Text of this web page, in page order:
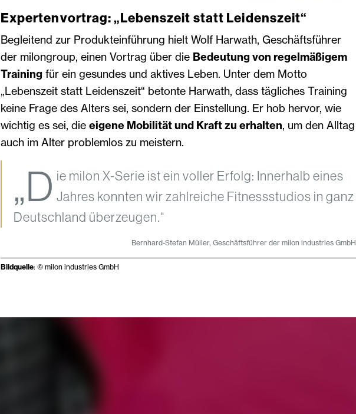
Expertenvortrag: „Lebenszeit statt Leidenszeit“
Begleitend zur Produkteinführung hielt Wolf Harwath, Geschäftsführer
der milongroup, einen Vortrag über die Bedeutung von regelmäßigem
Training für ein gesundes und aktives Leben. Unter dem Motto
„Lebenszeit statt Leidenszeit“ betonte Harwath, dass tägliches Training
keine Frage des Alters sei, sondern der Einstellung. Er hob hervor, wie
wichtig es sei, die eigene Mobilität und Kraft zu erhalten, um den Alltag
auch im Alter problemlos zu meistern.
„D ie milon X-Serie ist ein voller Erfolg: Innerhalb eines
Jahres konnten wir zahlreiche Fitnessstudios in ganz
Deutschland überzeugen.“
Bernhard-Stefan Müller, Geschäftsführer der milon industries GmbH
Bildquelle: © milon industries GmbH